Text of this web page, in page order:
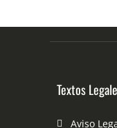
Textos
Aviso